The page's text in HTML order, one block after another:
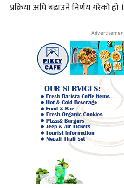
प्रक्रिया अघि बढाउने निर्णय गरेको हो ।